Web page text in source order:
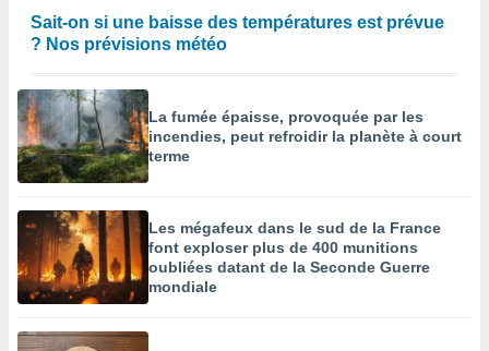
Sait-on si une baisse des températures est prévue
? Nos prévisions météo
La fumée épaisse, provoquée par les
incendies, peut refroidir la planète à court
terme
Les mégafeux dans le sud de la France
font exploser plus de 400 munitions
oubliées datant de la Seconde Guerre
mondiale